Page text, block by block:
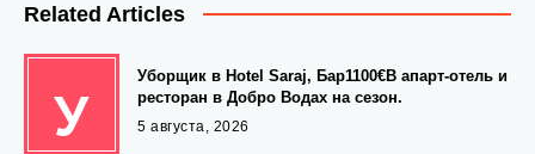
Related Articles
У
Уборщик в Hotel Saraj, Бар1100€В апарт-отель и
ресторан в Добро Водах на сезон.
5 августа, 2026